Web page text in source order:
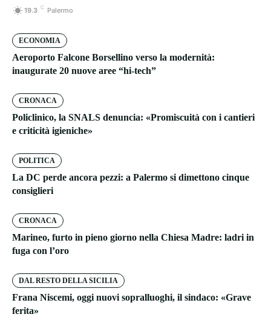
19.3 C Palermo
ECONOMIA
Aeroporto Falcone Borsellino verso la modernità:
inaugurate 20 nuove aree “hi-tech”
CRONACA
Policlinico, la SNALS denuncia: «Promiscuità con i cantieri
e criticità igieniche»
POLITICA
La DC perde ancora pezzi: a Palermo si dimettono cinque
consiglieri
CRONACA
Marineo, furto in pieno giorno nella Chiesa Madre: ladri in
fuga con l’oro
DAL RESTO DELLA SICILIA
Frana Niscemi, oggi nuovi sopralluoghi, il sindaco: «Grave
ferita»